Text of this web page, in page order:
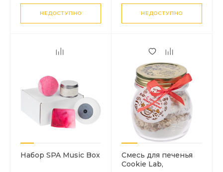
НЕДОСТУПНО НЕДОСТУПНО
Набор SPA Music Box
Смесь для печенья
Cookie Lab,